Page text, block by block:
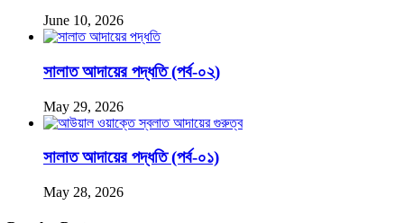
June 10, 2026
সালাত আদায়ের পদ্ধতি (পর্ব-০২)
May 29, 2026
সালাত আদায়ের পদ্ধতি (পর্ব-০১)
May 28, 2026